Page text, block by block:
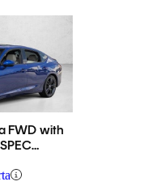
FWD with